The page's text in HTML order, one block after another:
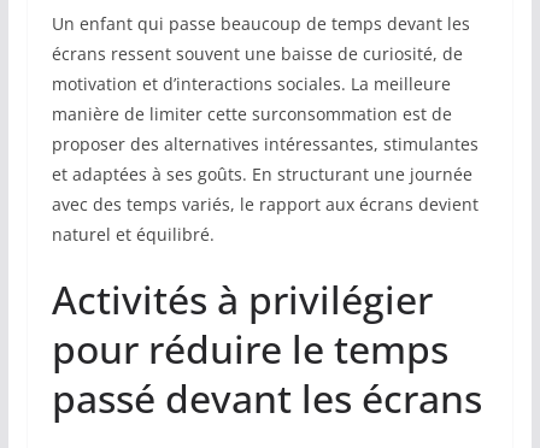
Un enfant qui passe beaucoup de temps devant les
écrans ressent souvent une baisse de curiosité, de
motivation et d’interactions sociales. La meilleure
manière de limiter cette surconsommation est de
proposer des alternatives intéressantes, stimulantes
et adaptées à ses goûts. En structurant une journée
avec des temps variés, le rapport aux écrans devient
naturel et équilibré.
Activités à privilégier
pour réduire le temps
passé devant les écrans